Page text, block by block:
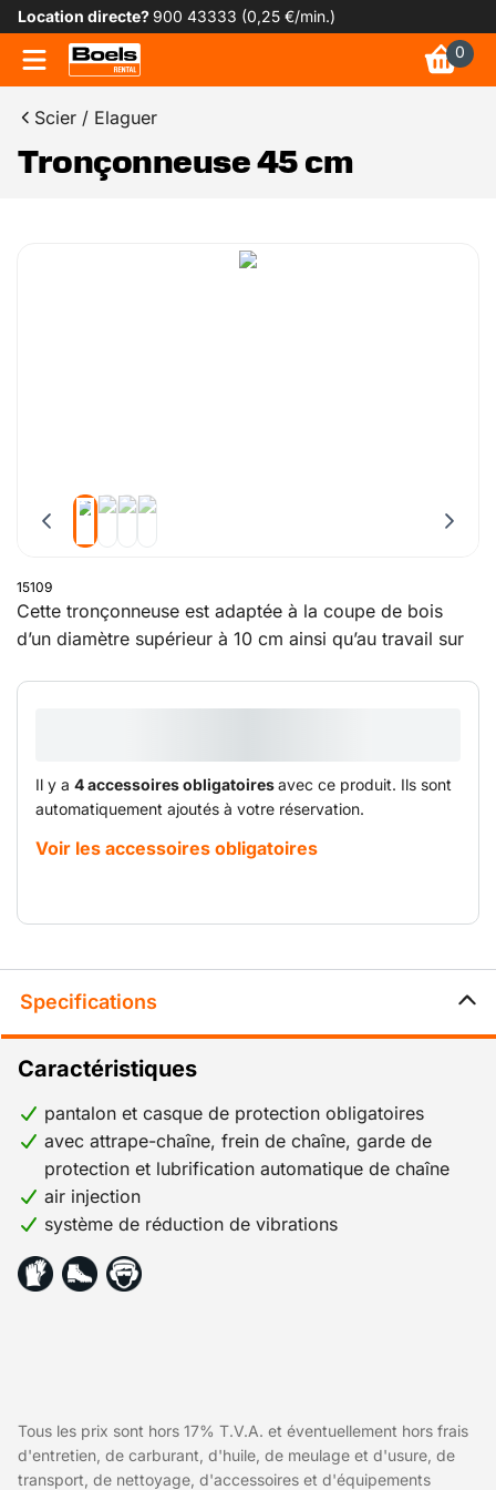
Location directe?900 43333 (0,25 €/min.)
0
Scier / Elaguer
Tronçonneuse 45 cm
15109
Cette tronçonneuse est adaptée à la coupe de bois
d’un diamètre supérieur à 10 cm ainsi qu’au travail sur
chaîne et du guide appropriés. Elle est dotée d’un
chaîne. Elle intègre également un système
d’amortissement des vibrations et une technologie
un pantalon de protection et un casque sont
travaux nécessitant puissance et précision.
Il y a 4 accessoires obligatoiresavec ce produit. Ils sont
automatiquement ajoutés à votre réservation.
Voir les accessoires obligatoires
Specifications
Caractéristiques
pantalon et casque de protection obligatoires
avec attrape-chaîne, frein de chaîne, garde de
protection et lubrification automatique de chaîne
air injection
système de réduction de vibrations
Tous les prix sont hors 17% T.V.A. et éventuellement hors frais
d'entretien, de carburant, d'huile, de meulage et d'usure, de
transport, de nettoyage, d'accessoires et d'équipements